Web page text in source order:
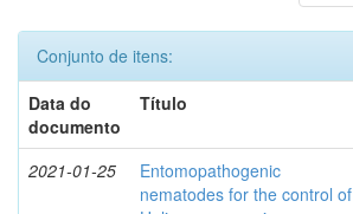
Conjunto de itens:
Data do
documento
Título
2021-01-25
Entomopathogenic
nematodes for the control of